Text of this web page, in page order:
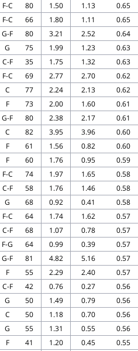
F-C 80 1.50 1.13 0.65
F-C 66 1.80 1.11 0.65
G-F 80 3.21 2.52 0.64
G 75 1.99 1.23 0.63
C-F 35 1.75 1.32 0.63
F-C 69 2.77 2.70 0.62
C 77 2.24 2.13 0.62
F 73 2.00 1.60 0.61
G-F 80 2.38 2.17 0.61
C 82 3.95 3.96 0.60
F 61 1.56 0.82 0.60
F 60 1.76 0.95 0.59
F-C 74 1.97 1.65 0.58
C-F 58 1.76 1.46 0.58
G 68 0.92 0.41 0.58
F-C 64 1.74 1.62 0.57
C-F 68 1.07 0.78 0.57
F-G 64 0.99 0.39 0.57
G-F 81 4.82 5.16 0.57
F 55 2.29 2.40 0.57
C-F 42 0.76 0.27 0.56
G 50 1.49 0.79 0.56
C 50 1.18 0.70 0.56
G 55 1.31 0.55 0.56
F 41 1.20 0.45 0.55